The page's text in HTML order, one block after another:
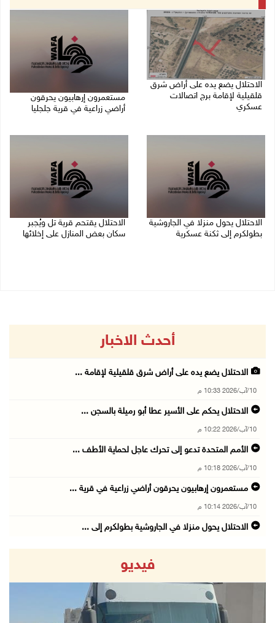
الاحتلال يضع يده على أراض شرق
قلقيلية لإقامة برج اتصالات
عسكري
مستعمرون إرهابيون يحرقون
أراضي زراعية في قرية جلجليا
الاحتلال يحول منزلا في الجاروشية
بطولكرم إلى ثكنة عسكرية
الاحتلال يقتحم قرية تل ويُجبر
سكان بعض المنازل على إخلائها
أحدث الاخبار
الاحتلال يضع يده على أراض شرق قلقيلية لإقامة ...
10/آب/2026 10:33 م
الاحتلال يحكم على الأسير عطا أبو رميلة بالسجن ...
10/آب/2026 10:22 م
الأمم المتحدة تدعو إلى تحرك عاجل لحماية الأطف ...
10/آب/2026 10:18 م
مستعمرون إرهابيون يحرقون أراضي زراعية في قرية ...
10/آب/2026 10:14 م
الاحتلال يحول منزلا في الجاروشية بطولكرم إلى ...
الاحتلال يقتحم قرية تل ويُجبر سكان بعض المناز ...
10/آب/2026 09:45 م
شاهين تبحث مع سفراء دولة فلسطين لدى أميركا ال ...
فيديو